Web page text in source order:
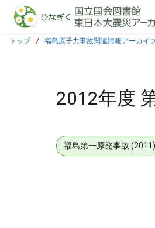
本文に飛ぶ
トップ 福島原子力事故関連情報アーカイ
2012年度
福島第一原発事故 (2011)